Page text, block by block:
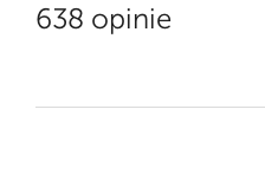
638 opinie